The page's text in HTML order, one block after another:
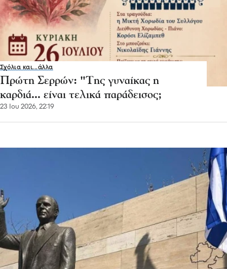
Σχόλια και...άλλα
Πρώτη Σερρών: "Της γυναίκας η
καρδιά... είναι τελικά παράδεισος;
23 Ιου 2026, 22:19